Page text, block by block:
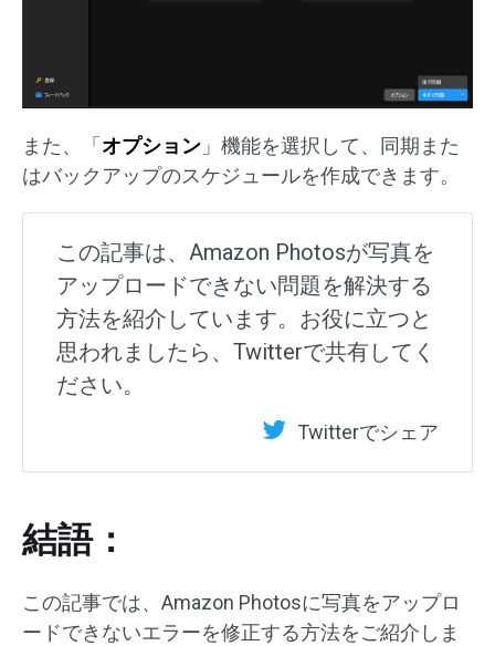
また、「 オプション 」機能を選択して、同期また
はバックアップのスケジュールを作成できます。
この記事は、Amazon Photosが写真を
アップロードできない問題を解決する
方法を紹介しています。お役に立つと
思われましたら、Twitterで共有してく
ださい。
Twitterでシェア
結語：
この記事では、Amazon Photosに写真をアップロ
ードできないエラーを修正する方法をご紹介しま